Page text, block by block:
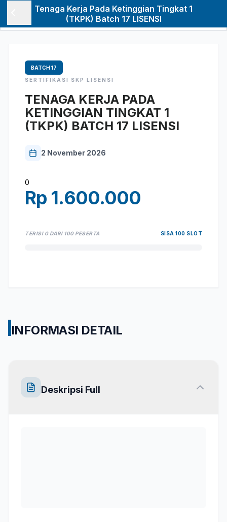
Tenaga Kerja Pada Ketinggian Tingkat 1
(TKPK) Batch 17 LISENSI
BATCH17
SERTIFIKASI SKP LISENSI
TENAGA KERJA PADA
KETINGGIAN TINGKAT 1
(TKPK) BATCH 17 LISENSI
2 November 2026
0
Rp 1.600.000
TERISI 0DARI 100PESERTA SISA 100 SLOT
INFORMASI DETAIL
Deskripsi Full